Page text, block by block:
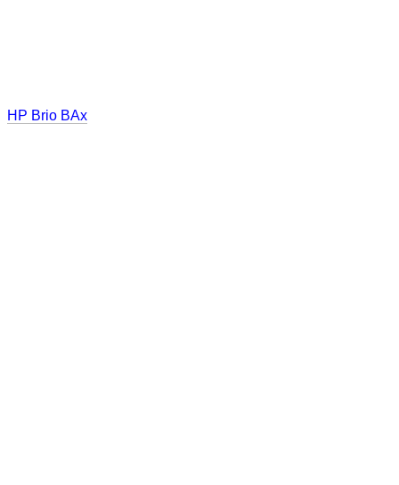
HP Brio BAx